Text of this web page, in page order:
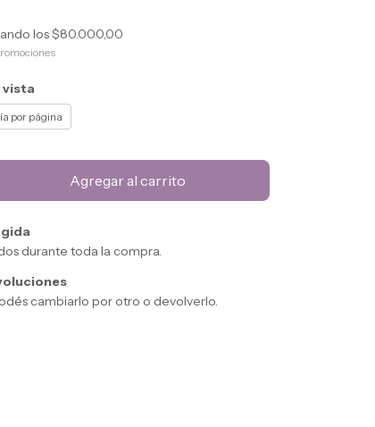
los$80.000,00
vista
por página
durante toda la compra.
cambiarlo por otro o devolverlo.